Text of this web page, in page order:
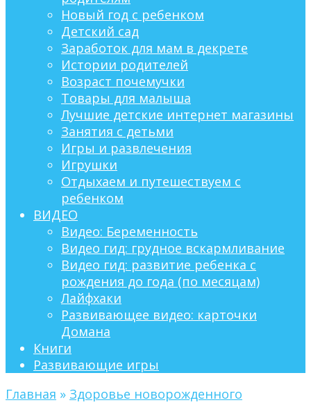
Новый год с ребенком
Детский сад
Заработок для мам в декрете
Истории родителей
Возраст почемучки
Товары для малыша
Лучшие детские интернет магазины
Занятия с детьми
Игры и развлечения
Игрушки
Отдыхаем и путешествуем с
ребенком
ВИДЕО
Видео: Беременность
Видео гид: грудное вскармливание
Видео гид: развитие ребенка с
рождения до года (по месяцам)
Лайфхаки
Развивающее видео: карточки
Домана
Книги
Развивающие игры
Главная » Здоровье новорожденного